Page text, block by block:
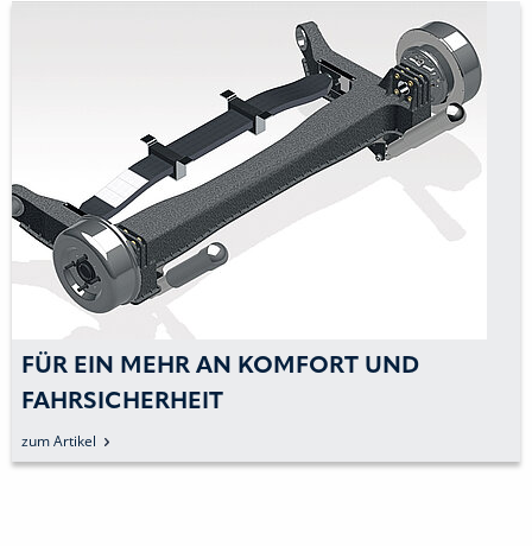
FÜR EIN MEHR AN KOMFORT UND
FAHRSICHERHEIT
zum Artikel